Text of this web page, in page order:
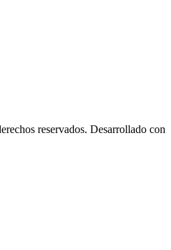
reservados. Desarrollado con